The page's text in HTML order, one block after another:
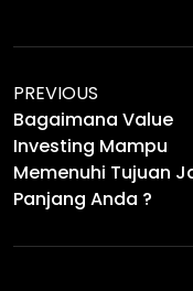
PREVIOUS
Bagaimana Value
Investing Mampu
Memenuhi Tujuan
Panjang Anda ?